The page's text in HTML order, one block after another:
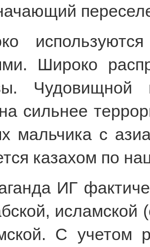
Широко
Чудовищной
сильнее
мальчика с
казахом по
ИГ
исламской
С учетом